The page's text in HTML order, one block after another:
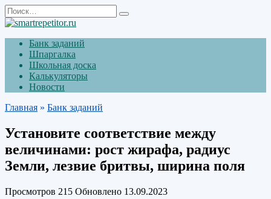
Перейти
к
содержанию
Search
for:
Банк заданий
Шпаргалка
Школьная доска
Калькуляторы
Новости
Главная » Банк заданий
Установите соответствие между
величинами: рост жирафа, радиус
Земли, лезвие бритвы, ширина поля
Просмотров 215 Обновлено 13.09.2023